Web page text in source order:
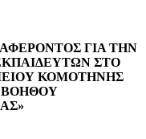
ΓΙΑ ΤΗΝ
ΣΤΟ
ΚΟΜΟΤΗΝΗΣ
ΒΟΗΘΟΥ